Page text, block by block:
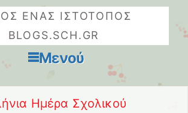
ΈΝΑΣ ΙΣΤΌΤΟΠΟΣ
BLOGS.SCH.GR
Μενού
Ημέρα Σχολικού